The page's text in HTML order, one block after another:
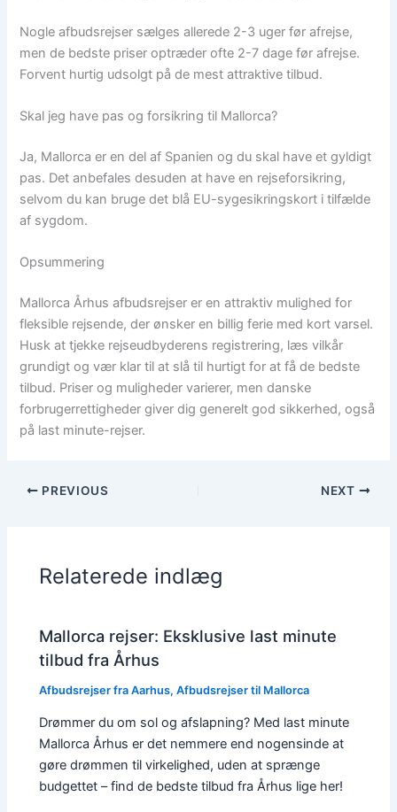
Nogle afbudsrejser sælges allerede 2-3 uger før afrejse,
men de bedste priser optræder ofte 2-7 dage før afrejse.
Forvent hurtig udsolgt på de mest attraktive tilbud.
Skal jeg have pas og forsikring til Mallorca?
Ja, Mallorca er en del af Spanien og du skal have et gyldigt
pas. Det anbefales desuden at have en rejseforsikring,
selvom du kan bruge det blå EU-sygesikringskort i tilfælde
af sygdom.
Opsummering
Mallorca Århus afbudsrejser er en attraktiv mulighed for
fleksible rejsende, der ønsker en billig ferie med kort varsel.
Husk at tjekke rejseudbyderens registrering, læs vilkår
grundigt og vær klar til at slå til hurtigt for at få de bedste
tilbud. Priser og muligheder varierer, men danske
forbrugerrettigheder giver dig generelt god sikkerhed, også
på last minute-rejser.
PREVIOUS NEXT
Relaterede indlæg
Mallorca rejser: Eksklusive last minute
tilbud fra Århus
Afbudsrejser fra Aarhus,Afbudsrejser til Mallorca
Drømmer du om sol og afslapning? Med last minute
Mallorca Århus er det nemmere end nogensinde at
gøre drømmen til virkelighed, uden at sprænge
budgettet – find de bedste tilbud fra Århus lige her!